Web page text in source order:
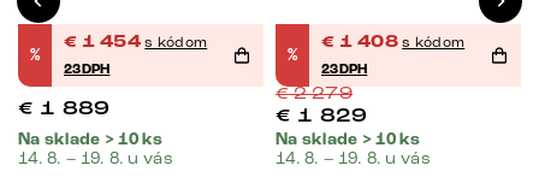
%
€ 1 454 s kódom
23DPH
€ 1 889
Na sklade > 10 ks
14. 8. – 19. 8. u vás
%
€ 1 408 s kódom
23DPH
€2 279
€ 1 829
Na sklade > 10 ks
14. 8. – 19. 8. u vás